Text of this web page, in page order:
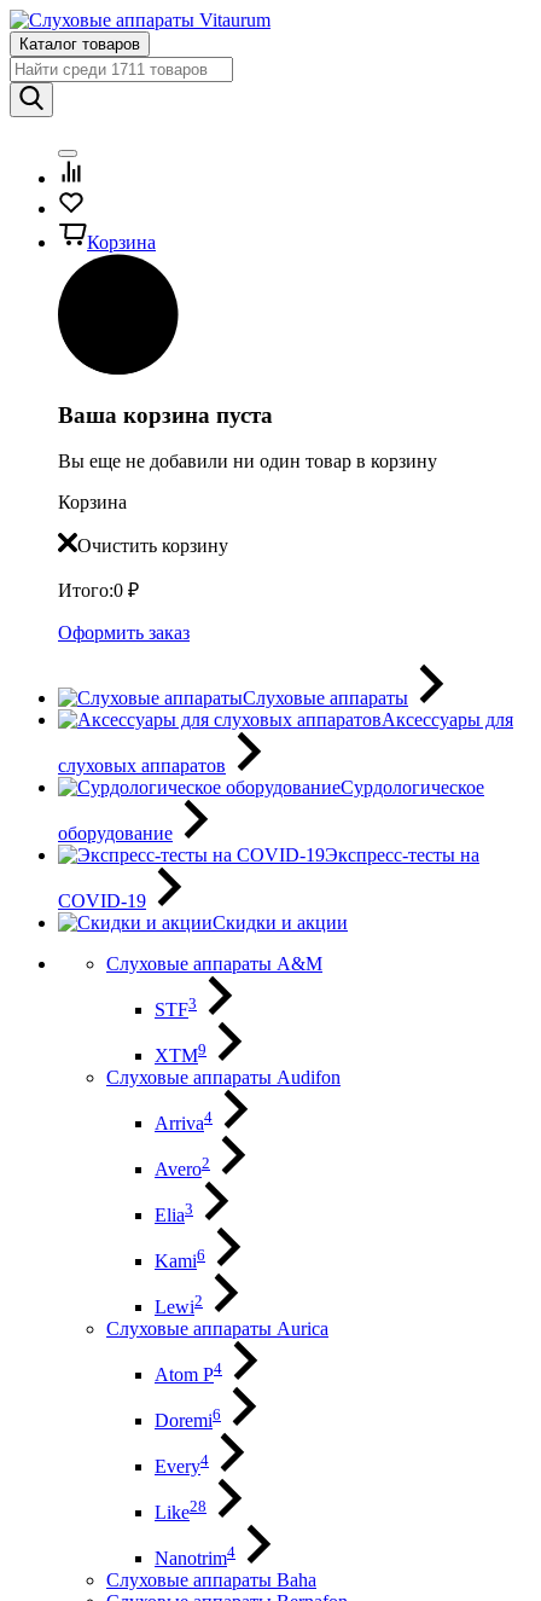
Каталог товаров
Корзина
Ваша корзина пуста
Вы еще не добавили ни один товар в корзину
Корзина
Очистить корзину
Итого:0 ₽
Оформить заказ
Слуховые аппараты
Аксессуары для
слуховых аппаратов
Сурдологическое
оборудование
Экспресс-тесты на
COVID-19
Скидки и акции
Слуховые аппараты A&M
STF3
XTM9
Слуховые аппараты Audifon
Arriva4
Avero2
Elia3
Kami6
Lewi2
Слуховые аппараты Aurica
Atom P4
Doremi6
Every4
Like28
Nanotrim4
Слуховые аппараты Baha